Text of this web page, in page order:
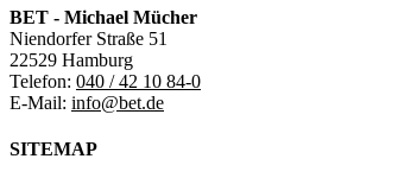
BET - Michael Mücher
Niendorfer Straße 51
22529 Hamburg
Telefon: 040 / 42 10 84-0
E-Mail: info@bet.de
SITEMAP